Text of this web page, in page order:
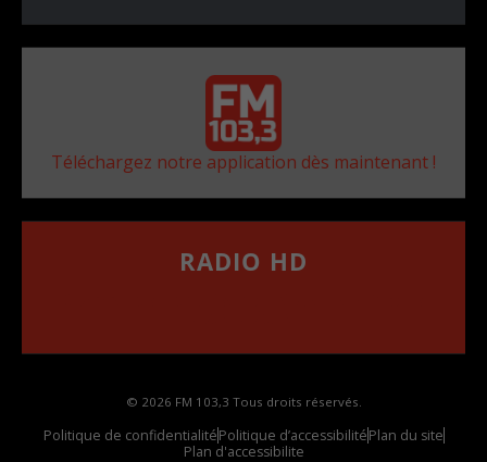
Téléchargez notre application dès maintenant !
RADIO HD
© 2026 FM 103,3 Tous droits réservés.
Politique de confidentialitéPolitique d’accessibilitéPlan du site
Plan d'accessibilite